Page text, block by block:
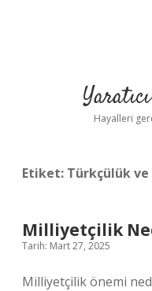
Hayalleri
Etiket: Türkçülük
Milliyetçilik
Tarih: Mart 27, 2025
Milliyetçilik önemi